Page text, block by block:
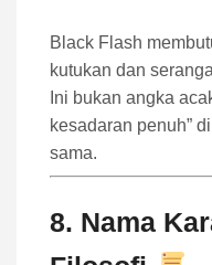
Black Flash
kutukan dan
Ini bukan angka
kesadaran penuh”
sama.
8. Nama